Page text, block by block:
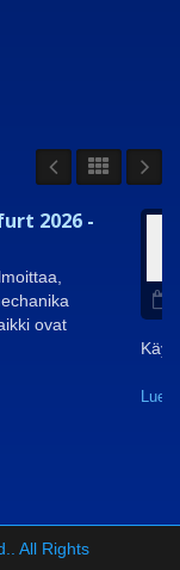
2026 -
ovat
Lue
. All Rights